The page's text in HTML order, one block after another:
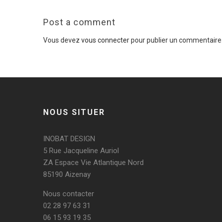
Post a comment
Vous devezvous connecterpour publier un
NOUS SITUER
INOBAT DESIGN
5 Rue Jacqueline Auriol
ZA Espace Vie Atlantique Nord
85190 Aizenay
Nous contacter
02 28 97 63 31
06 15 93 19 35